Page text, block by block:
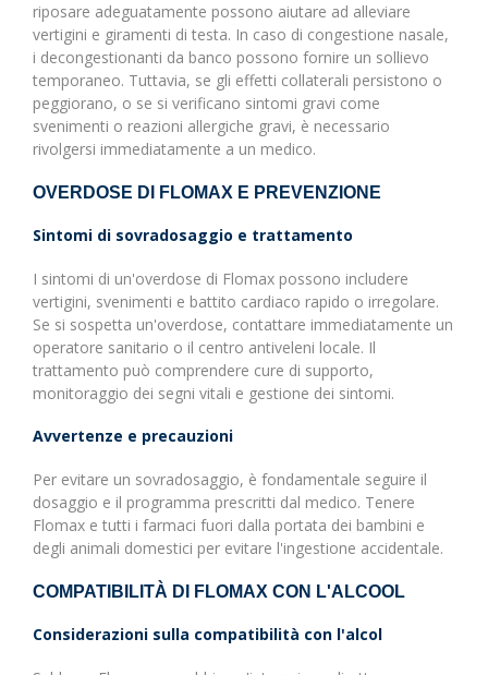
riposare adeguatamente possono aiutare ad alleviare
vertigini e giramenti di testa. In caso di congestione nasale,
i decongestionanti da banco possono fornire un sollievo
temporaneo. Tuttavia, se gli effetti collaterali persistono o
peggiorano, o se si verificano sintomi gravi come
svenimenti o reazioni allergiche gravi, è necessario
rivolgersi immediatamente a un medico.
OVERDOSE DI FLOMAX E PREVENZIONE
Sintomi di sovradosaggio e trattamento
I sintomi di un'overdose di Flomax possono includere
vertigini, svenimenti e battito cardiaco rapido o irregolare.
Se si sospetta un'overdose, contattare immediatamente un
operatore sanitario o il centro antiveleni locale. Il
trattamento può comprendere cure di supporto,
monitoraggio dei segni vitali e gestione dei sintomi.
Avvertenze e precauzioni
Per evitare un sovradosaggio, è fondamentale seguire il
dosaggio e il programma prescritti dal medico. Tenere
Flomax e tutti i farmaci fuori dalla portata dei bambini e
degli animali domestici per evitare l'ingestione accidentale.
COMPATIBILITÀ DI FLOMAX CON L'ALCOOL
Considerazioni sulla compatibilità con l'alcol